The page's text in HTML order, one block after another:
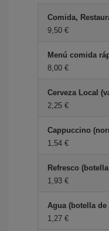
Comida,
9,50 €
Menú comida
8,00 €
Cerveza Local
2,25 €
Cappuccino
1,54 €
Refresco
1,93 €
Agua (botella de
1,27 €